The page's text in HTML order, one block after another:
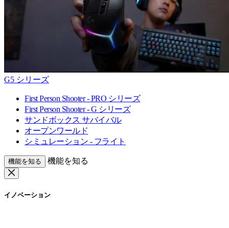
G5 シリーズ
First Person Shooter - PRO シリーズ
First Person Shooter - G シリーズ
サンドボックス サバイバル
オープンワールド
シミュレーション - フライト
機能を知る 機能を知る
イノベーション